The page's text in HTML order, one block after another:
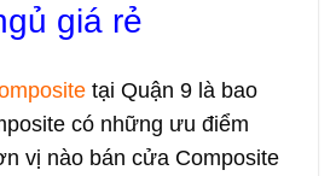
giá rẻ
tại Quận 9 là bao
có những ưu điểm
vị nào bán cửa Composite